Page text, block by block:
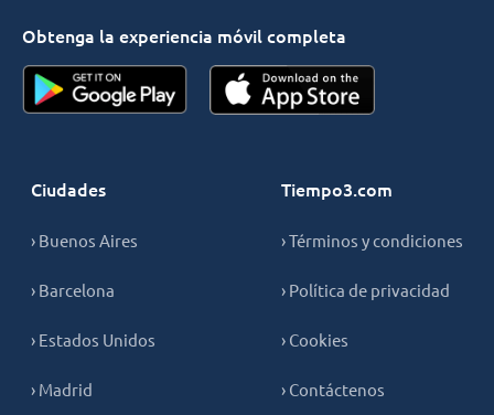
Obtenga la experiencia móvil completa
Ciudades
› Buenos Aires
› Barcelona
› Estados Unidos
› Madrid
Tiempo3.com
› Términos y condiciones
› Política de privacidad
› Cookies
› Contáctenos